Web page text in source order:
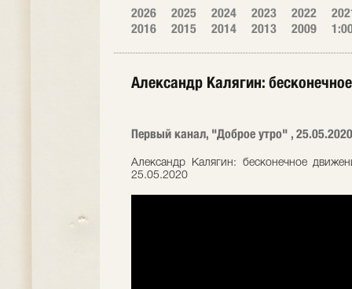
2026 2025 2024 2023 2022
2016
2015 2014 2013 2009
Александр Калягин:
Первый канал, "Доброе утро" , 25.05.2020
Александр Калягин: бесконечное
25.05.2020